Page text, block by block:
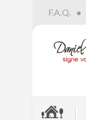
F.A.Q.